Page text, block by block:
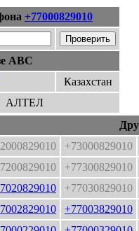
+77000829010
ABC
Казахстан
АЛТЕЛ
+73000829010
+77300829010
+77030829010
+77003829010